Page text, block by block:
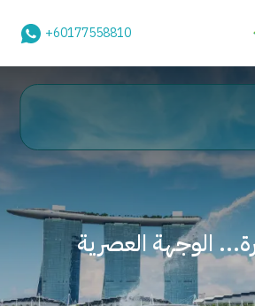
+60177558810
الوجهة العصرية